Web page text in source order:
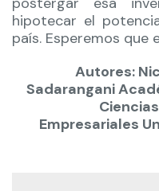
hipotecar el
país. Esperemos que
Autores:
Sadarangani
Empresariales